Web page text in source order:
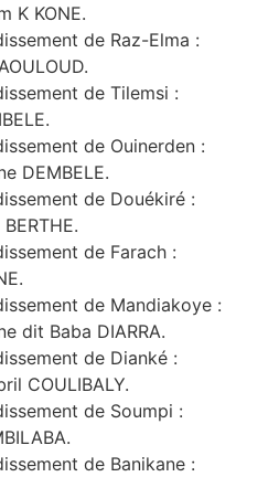
K KONE.
de Raz-Elma :
de Tilemsi :
de Ouinerden :
DEMBELE.
de Douékiré :
de Farach :
de Mandiakoye :
dit Baba DIARRA.
de Dianké :
COULIBALY.
de Soumpi :
de Banikane :